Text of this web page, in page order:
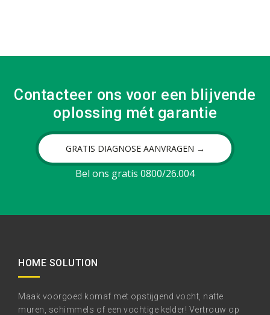
Contacteer ons voor een blijvende
oplossing mét garantie
GRATIS DIAGNOSE AANVRAGEN →
Bel ons gratis 0800/26.004
HOME SOLUTION
Maak voorgoed komaf met opstijgend vocht, natte
muren, schimmels of een vochtige kelder! Vertrouw op